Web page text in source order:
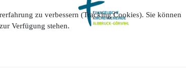
zu verbessern (Tracking Cookies). Sie können
Verfügung stehen.